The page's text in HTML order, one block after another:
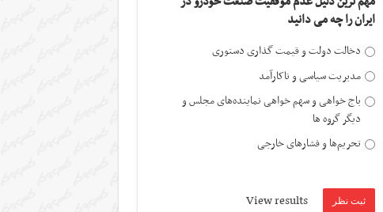
ایران را چه می دانید
دخالت دولت و قیمت گذاری دستوری
مدیریت سیاسی و ناکارآمد
باج خواهی و سهم خواهی نماینده‌های مجلس و
دیگر گروه ها
تحریم‌ها و فشارهای خارجی
View results